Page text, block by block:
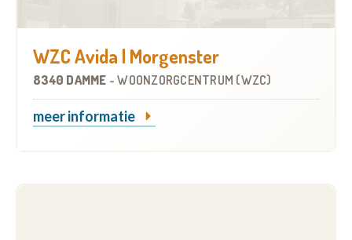
WZC Avida | Morgenster
8340 DAMME -WOONZORGCENTRUM (WZC)
meer informatie